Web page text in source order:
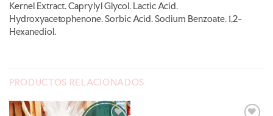
Kernel Extract. Caprylyl Glycol. Lactic Acid.
Hydroxyacetophenone. Sorbic Acid. Sodium Benzoate. 1,2-
Hexanediol.
PRODUCTOS RELACIONADOS